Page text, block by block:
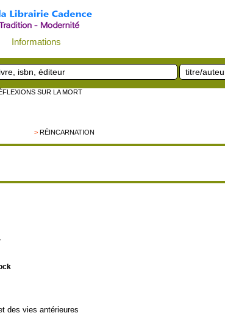
Informations
SUR LA MORT
>RÉINCARNATION
des vies antérieures